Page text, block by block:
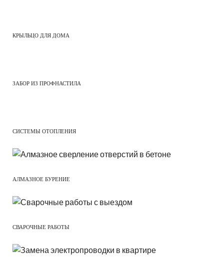
КРЫЛЬЦО ДЛЯ ДОМА
ЗАБОР ИЗ ПРОФНАСТИЛА
СИСТЕМЫ ОТОПЛЕНИЯ
АЛМАЗНОЕ БУРЕНИЕ
СВАРОЧНЫЕ РАБОТЫ